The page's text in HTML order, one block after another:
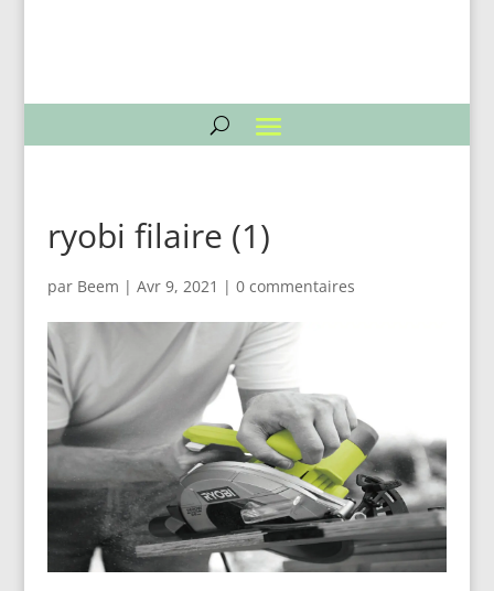
ryobi filaire (1)
par Beem | Avr 9, 2021 | 0 commentaires